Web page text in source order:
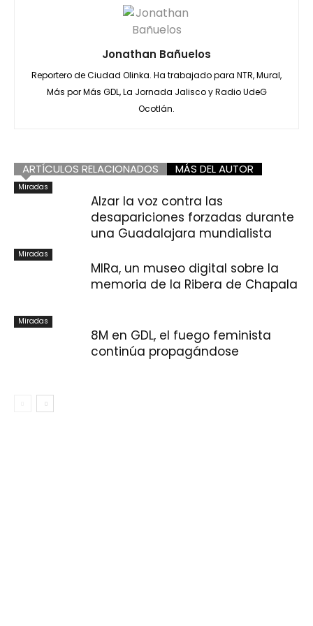
Jonathan Bañuelos
Reportero de Ciudad Olinka. Ha trabajado para NTR, Mural,
Más por Más GDL, La Jornada Jalisco y Radio UdeG
Ocotlán.
ARTÍCULOS RELACIONADOS MÁS DEL AUTOR
Miradas
Alzar la voz contra las
desapariciones forzadas durante
una Guadalajara mundialista
Miradas
MIRa, un museo digital sobre la
memoria de la Ribera de Chapala
Miradas
8M en GDL, el fuego feminista
continúa propagándose